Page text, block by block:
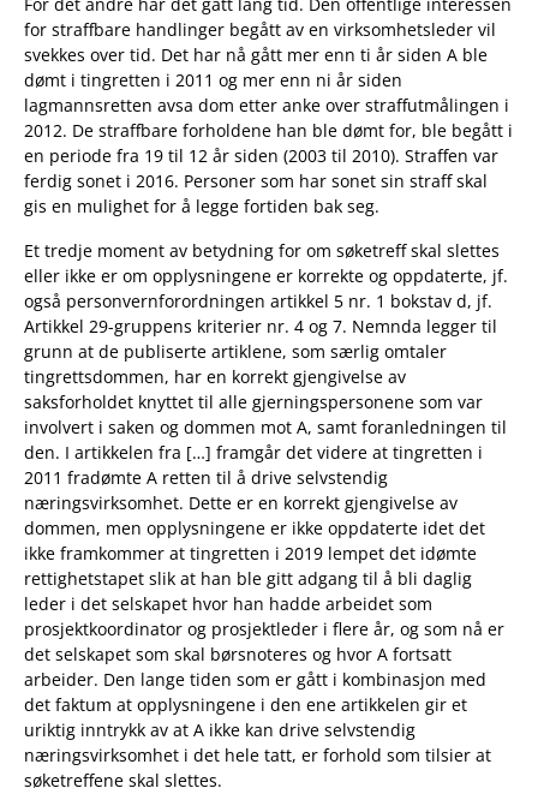
For det andre har det gått lang tid. Den offentlige interessen
for straffbare handlinger begått av en virksomhetsleder vil
svekkes over tid. Det har nå gått mer enn ti år siden A ble
dømt i tingretten i 2011 og mer enn ni år siden
lagmannsretten avsa dom etter anke over straffutmålingen i
2012. De straffbare forholdene han ble dømt for, ble begått i
en periode fra 19 til 12 år siden (2003 til 2010). Straffen var
ferdig sonet i 2016. Personer som har sonet sin straff skal
gis en mulighet for å legge fortiden bak seg.
Et tredje moment av betydning for om søketreff skal slettes
eller ikke er om opplysningene er korrekte og oppdaterte, jf.
også personvernforordningen artikkel 5 nr. 1 bokstav d, jf.
Artikkel 29-gruppens kriterier nr. 4 og 7. Nemnda legger til
grunn at de publiserte artiklene, som særlig omtaler
tingrettsdommen, har en korrekt gjengivelse av
saksforholdet knyttet til alle gjerningspersonene som var
involvert i saken og dommen mot A, samt foranledningen til
den. I artikkelen fra […] framgår det videre at tingretten i
2011 fradømte A retten til å drive selvstendig
næringsvirksomhet. Dette er en korrekt gjengivelse av
dommen, men opplysningene er ikke oppdaterte idet det
ikke framkommer at tingretten i 2019 lempet det idømte
rettighetstapet slik at han ble gitt adgang til å bli daglig
leder i det selskapet hvor han hadde arbeidet som
prosjektkoordinator og prosjektleder i flere år, og som nå er
det selskapet som skal børsnoteres og hvor A fortsatt
arbeider. Den lange tiden som er gått i kombinasjon med
det faktum at opplysningene i den ene artikkelen gir et
uriktig inntrykk av at A ikke kan drive selvstendig
næringsvirksomhet i det hele tatt, er forhold som tilsier at
søketreffene skal slettes.